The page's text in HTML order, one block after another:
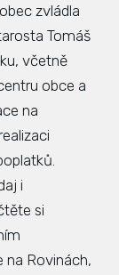
zvládla
Tomáš
včetně
obce a
na
i
si
na Rovinách,